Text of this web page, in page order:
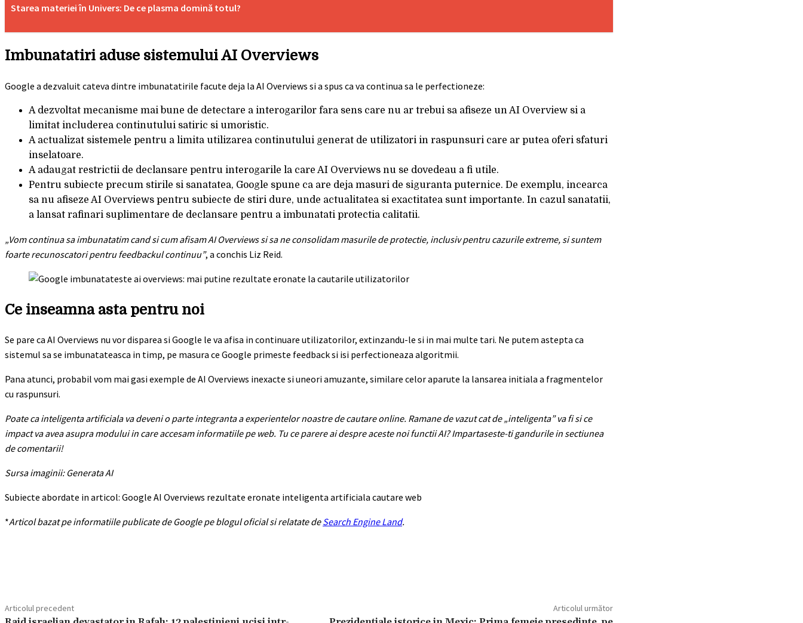
Starea materiei în Univers: De ce plasma domină totul?
Imbunatatiri aduse sistemului AI Overviews
Google a dezvaluit cateva dintre imbunatatirile facute deja la AI Overviews si a spus ca va continua sa le perfectioneze:
A dezvoltat mecanisme mai bune de detectare a interogarilor fara sens care nu ar trebui sa afiseze un AI Overview si a
limitat includerea continutului satiric si umoristic.
A actualizat sistemele pentru a limita utilizarea continutului generat de utilizatori in raspunsuri care ar putea oferi sfaturi
inselatoare.
A adaugat restrictii de declansare pentru interogarile la care AI Overviews nu se dovedeau a fi utile.
Pentru subiecte precum stirile si sanatatea, Google spune ca are deja masuri de siguranta puternice. De exemplu, incearca
sa nu afiseze AI Overviews pentru subiecte de stiri dure, unde actualitatea si exactitatea sunt importante. In cazul sanatatii,
a lansat rafinari suplimentare de declansare pentru a imbunatati protectia calitatii.
„Vom continua sa imbunatatim cand si cum afisam AI Overviews si sa ne consolidam masurile de protectie, inclusiv pentru cazurile extreme, si suntem
foarte recunoscatori pentru feedbackul continuu”, a conchis Liz Reid.
Ce inseamna asta pentru noi
Se pare ca AI Overviews nu vor disparea si Google le va afisa in continuare utilizatorilor, extinzandu-le si in mai multe tari. Ne putem astepta ca
sistemul sa se imbunatateasca in timp, pe masura ce Google primeste feedback si isi perfectioneaza algoritmii.
Pana atunci, probabil vom mai gasi exemple de AI Overviews inexacte si uneori amuzante, similare celor aparute la lansarea initiala a fragmentelor
cu raspunsuri.
Poate ca inteligenta artificiala va deveni o parte integranta a experientelor noastre de cautare online. Ramane de vazut cat de „inteligenta” va fi si ce
impact va avea asupra modului in care accesam informatiile pe web. Tu ce parere ai despre aceste noi functii AI? Impartaseste-ti gandurile in sectiunea
de comentarii!
Sursa imaginii: Generata AI
Subiecte abordate in articol: Google AI Overviews rezultate eronate inteligenta artificiala cautare web
*Articol bazat pe informatiile publicate de Google pe blogul oficial si relatate deSearch Engine Land.
Articolul precedent Articolul următor